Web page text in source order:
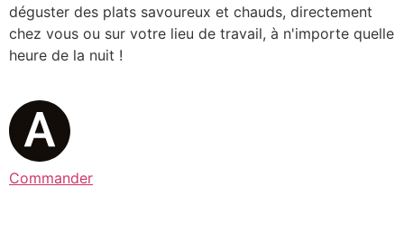
déguster des plats savoureux et chauds, directement
chez vous ou sur votre lieu de travail, à n'importe quelle
heure de la nuit !
Commander